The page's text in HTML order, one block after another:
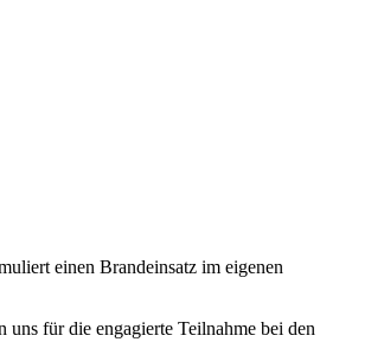
einen Brandeinsatz im eigenen
für die engagierte Teilnahme bei den